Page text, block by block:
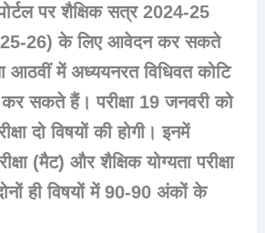
पर शैक्षिक सत्र 2024-25
26) के लिए आवेदन कर सकते
आठवीं में अध्ययनरत विधिवत कोटि
कर सकते हैं। परीक्षा 19 जनवरी को
दो विषयों की होगी। इनमें
(मैट) और शैक्षिक योग्यता परीक्षा
ही विषयों में 90-90 अंकों के